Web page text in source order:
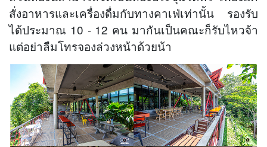
สั่งอาหารและเครื่องดื่มกับทางคาเฟ่เท่านั้น รองรับ
ได้ประมาณ 10 - 12 คน มากันเป็นคณะก็รับไหวจ้า
แต่อย่าลืมโทรจองล่วงหน้าด้วยน้า